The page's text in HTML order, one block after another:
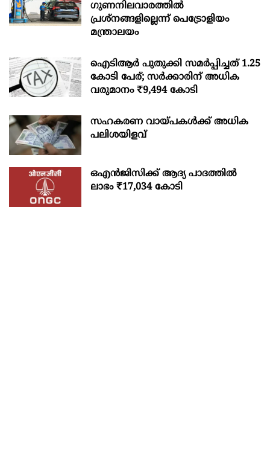
ഗുണനിലവാരത്തില്‍
പ്രശ്‌നങ്ങളില്ലെന്ന് പെട്രോളിയം
മന്ത്രാലയം
ഐടിആര്‍ പുതുക്കി സമർപ്പിച്ചത് 1.25
കോടി പേര്; സർക്കാരിന് അധിക
വരുമാനം ₹9,494 കോടി
സഹകരണ വായ്പകള്‍ക്ക് അധിക
പലിശയിളവ്
ഒഎന്‍ജിസിക്ക് ആദ്യ പാദത്തില്‍
ലാഭം ₹17,034 കോടി